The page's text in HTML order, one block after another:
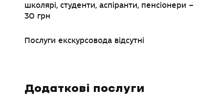
школярі, студенти, аспіранти, пенсіонери –
30 грн
Послуги екскурсовода відсутні
Додаткові послуги